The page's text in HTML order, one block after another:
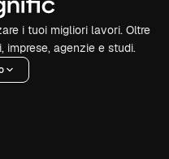
i tuoi migliori lavori. Oltre
imprese, agenzie e studi.